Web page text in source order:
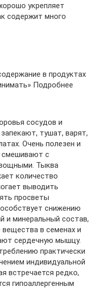
укрепляет
содержит много
в продуктах
Подробнее
сосудов и
тушат, варят,
Очень полезен и
смешивают с
Тыква
количество
выводить
просветы
снижению
и минеральный состав,
в семенах и
сердечную мышцу.
практически
индивидуальной
встречается редко,
гипоаллергенным